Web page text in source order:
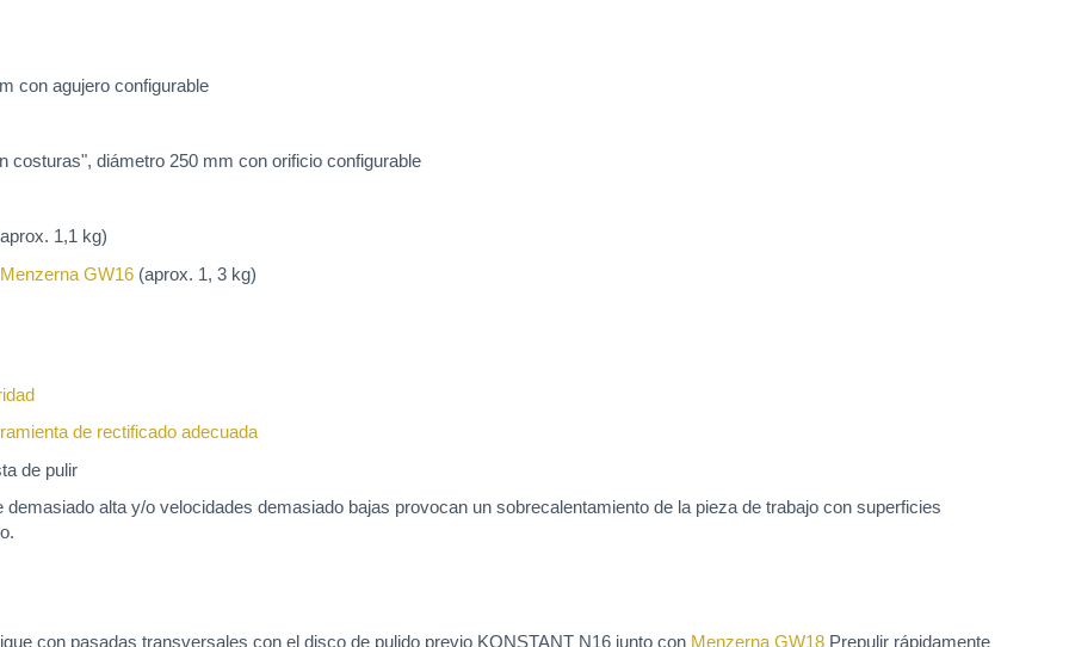
con agujero configurable
costuras", diámetro 250 mm con orificio configurable
1,1 kg)
Menzerna GW16 (aprox. 1, 3 kg)
de rectificado adecuada
de pulir
alta y/o velocidades demasiado bajas provocan un sobrecalentamiento de la pieza de trabajo con superficies
con pasadas transversales con el disco de pulido previo KONSTANT N16 junto con Menzerna GW18 Prepulir rápidamente